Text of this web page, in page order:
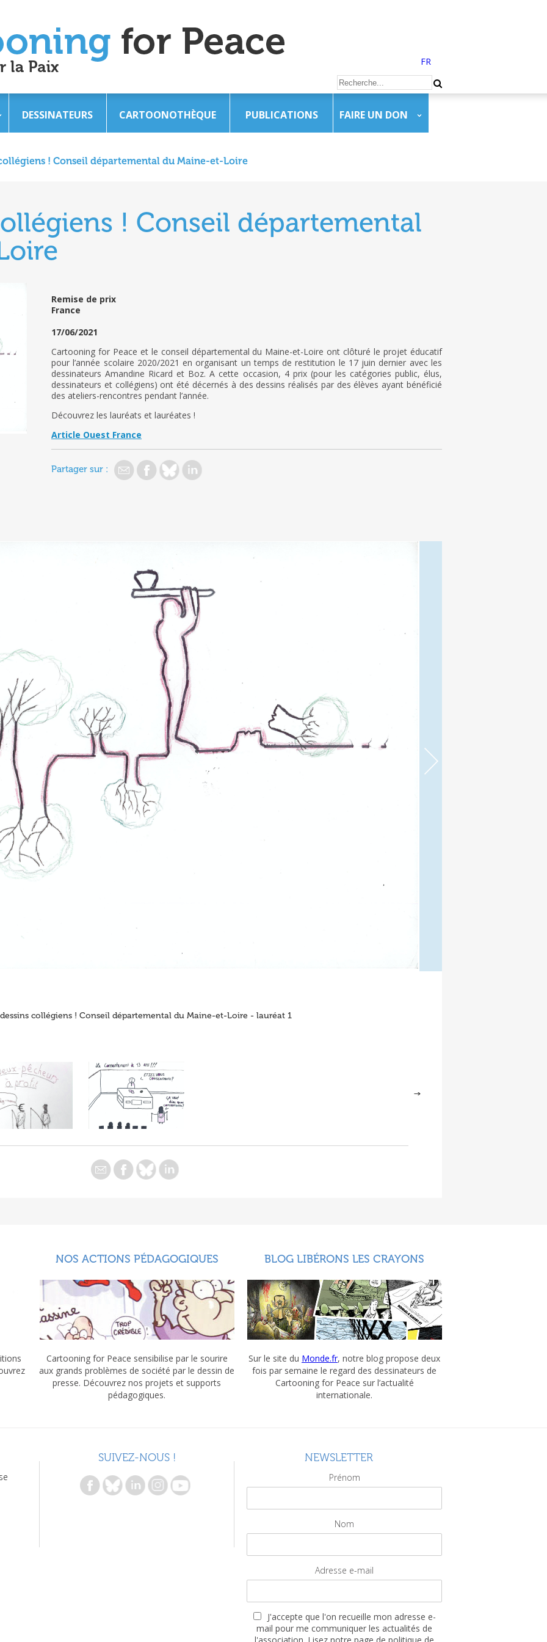
FR
DESSINATEURS CARTOONOTHÈQUE PUBLICATIONS FAIRE UN DON
! Conseil départemental du Maine-et-Loire
! Conseil départemental
Remise de prix
France
17/06/2021
Cartooning for Peace et le conseil départemental du Maine-et-Loire ont clôturé le projet éducatif
pour l’année scolaire 2020/2021 en organisant un temps de restitution le 17 juin dernier avec les
dessinateurs Amandine Ricard et Boz. A cette occasion, 4 prix (pour les catégories public, élus,
dessinateurs et collégiens) ont été décernés à des dessins réalisés par des élèves ayant bénéficié
des ateliers-rencontres pendant l’année.
Découvrez les lauréats et lauréates !
Article Ouest France
Partager sur :
collégiens ! Conseil départemental du Maine-et-Loire - lauréat 1
NOS ACTIONS PÉDAGOGIQUES
Cartooning for Peace sensibilise par le sourire
aux grands problèmes de société par le dessin de
presse. Découvrez nos projets et supports
pédagogiques.
BLOG LIBÉRONS LES CRAYONS
Sur le site du Monde.fr, notre blog propose deux
fois par semaine le regard des dessinateurs de
Cartooning for Peace sur l’actualité
internationale.
SUIVEZ-NOUS ! NEWSLETTER
Prénom
Nom
Adresse e-mail
J'accepte que l'on recueille mon adresse e-
mail pour me communiquer les actualités de